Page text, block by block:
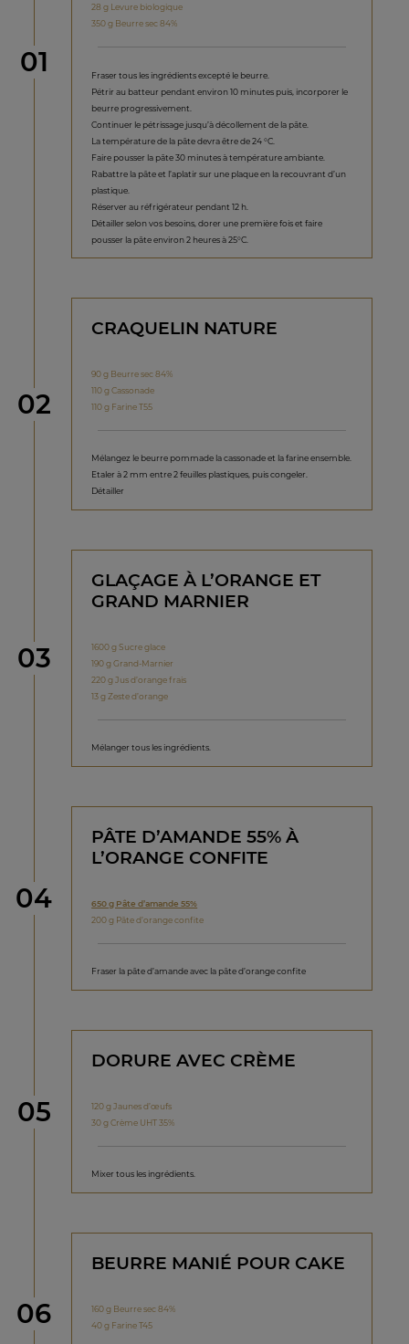
étape
01
28 g Levure biologique
350 g Beurre sec 84%
Fraser tous les ingrédients excepté le beurre.
Pétrir au batteur pendant environ 10 minutes puis, incorporer le
beurre progressivement.
Continuer le pétrissage jusqu’à décollement de la pâte.
La température de la pâte devra être de 24 °C.
Faire pousser la pâte 30 minutes à température ambiante.
Rabattre la pâte et l’aplatir sur une plaque en la recouvrant d’un
plastique.
Réserver au réfrigérateur pendant 12 h.
Détailler selon vos besoins, dorer une première fois et faire
pousser la pâte environ 2 heures à 25°C.
étape
02
CRAQUELIN NATURE
90 g Beurre sec 84%
110 g Cassonade
110 g Farine T55
Mélangez le beurre pommade la cassonade et la farine ensemble.
Etaler à 2 mm entre 2 feuilles plastiques, puis congeler.
Détailler
étape
03
GLAÇAGE À L’ORANGE ET
GRAND MARNIER
1600 g Sucre glace
190 g Grand-Marnier
220 g Jus d’orange frais
13 g Zeste d’orange
Mélanger tous les ingrédients.
étape
04
PÂTE D’AMANDE 55% À
L’ORANGE CONFITE
650 g Pâte d’amande 55%
200 g Pâte d’orange confite
Fraser la pâte d’amande avec la pâte d’orange confite
étape
05
DORURE AVEC CRÈME
120 g Jaunes d’œufs
30 g Crème UHT 35%
Mixer tous les ingrédients.
étape
06
BEURRE MANIÉ POUR CAKE
160 g Beurre sec 84%
40 g Farine T45